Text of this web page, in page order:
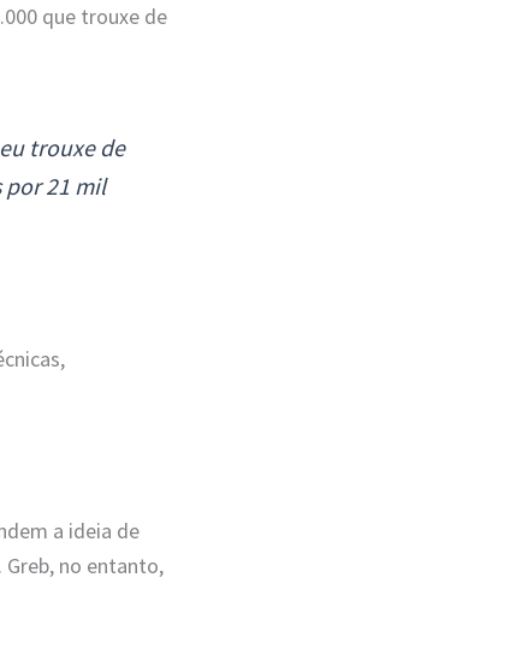
que trouxe de
trouxe de
por 21 mil
a ideia de
no entanto,